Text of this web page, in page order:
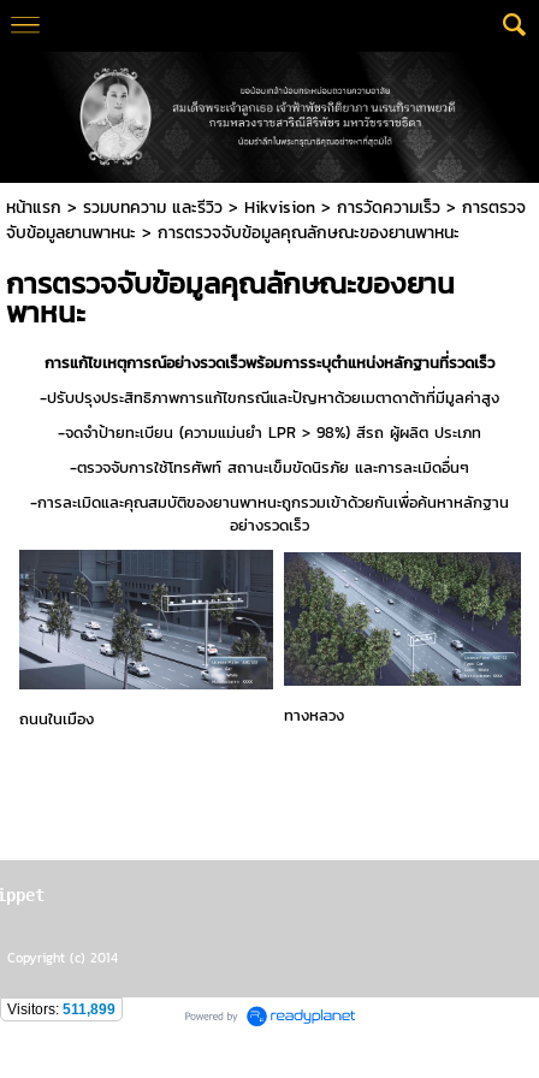
หน้าแรก > รวมบทความ และรีวิว> Hikvision> การวัดความเร็ว> การตรวจ
จับข้อมูลยานพาหนะ > การตรวจจับข้อมูลคุณลักษณะของยานพาหนะ
การตรวจจับข้อมูลคุณลักษณะของยาน
พาหนะ
การแก้ไขเหตุการณ์อย่างรวดเร็วพร้อมการระบุตำแหน่งหลักฐานที่รวดเร็ว
-ปรับปรุงประสิทธิภาพการแก้ไขกรณีและปัญหาด้วยเมตาดาต้าที่มีมูลค่าสูง
-จดจำป้ายทะเบียน (ความแม่นยำ LPR > 98%) สีรถ ผู้ผลิต ประเภท
-ตรวจจับการใช้โทรศัพท์ สถานะเข็มขัดนิรภัย และการละเมิดอื่นๆ
-การละเมิดและคุณสมบัติของยานพาหนะถูกรวมเข้าด้วยกันเพื่อค้นหาหลักฐาน
อย่างรวดเร็ว
ถนนในเมือง ทางหลวง
Copyright (c) 2014
Visitors: 511,899